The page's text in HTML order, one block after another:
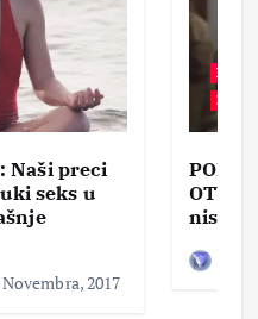
Naši preci
seks u
2017
BEZ
nisam